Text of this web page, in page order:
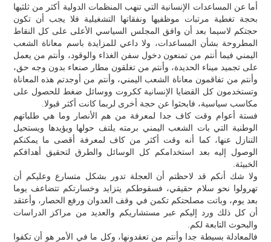
أما عن المساعدات الإنسانية التي تنهب المنظمات الدولية أكثر من ثلثيها
بحجة تغطية مرتبات موظفيها ونفقاتها التشغيلية فلا يجب أن تكون
حجتكم لاسيما بعد أن وافق المجلس السياسي الأعلى على كل النقاط
المطروحة بشأن المساعدات، ولا داعي للمزايدة باسم معاناة الشعب
اليمني فيما أنتم من تمنعون دخول سفن الغذاء والوقود، وأنتم من يعمل
على تجميد ميناء الحديدة، وأنتم من تغلقون مطار صنعاء بدون وجه حق،
وأنتم من تفاقمون معاناة الشعب اليمني، وأنتم من أوجدتم هذه المعاناة
وتستخدمون كل القضايا الإنسانية ككروت ووسائل ضغط للحصول على
مكاسب سياسية، فابحثوا عن حجة أخرى لربما كانت أكثر قبولا.
فستة أعوام وقت كاف جدا لمعرفة من هم الأنصار وما هي طلباتهم
الوطنية التي بات الشعب اليمني برمته يلتف حولها ويؤيدها ويستحيل
التنازل عنها، كما أنه وقت أكثر من كاف لمعرفة أقصى ما يمكنكم
الوصول إليه بعد استخدامكم كل الوسائل والطرق لتحقيق أهدافكم
الخبيثة.
ولا شك أنكم قد لاحظتم أن العجلة تدور بشكل متسارع وعليكم أن
تهرولوا نحو سلام حقيقي، فسقوطكم يتزايد وخسارتكم تتضاعف يوما
بعد يوم، وباتت مصلحتكم تكمن في وقف العدوان ورفع الحصار، وأعتقد
أن كل ذلك ورد إليكم عبر مستشاريكم والعديد من مراكز الدراسات
والبحوث التابعة لكم.
فالمعادلة بسيطة جدا وأنتم من تعقدونها، وكل ما في الأمر هو أن تكفوا